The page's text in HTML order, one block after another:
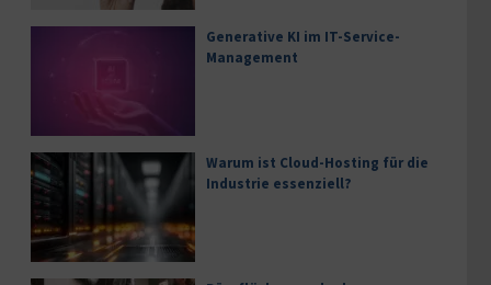
Generative KI im IT-Service-
Management
Warum ist Cloud-Hosting für die
Industrie essenziell?